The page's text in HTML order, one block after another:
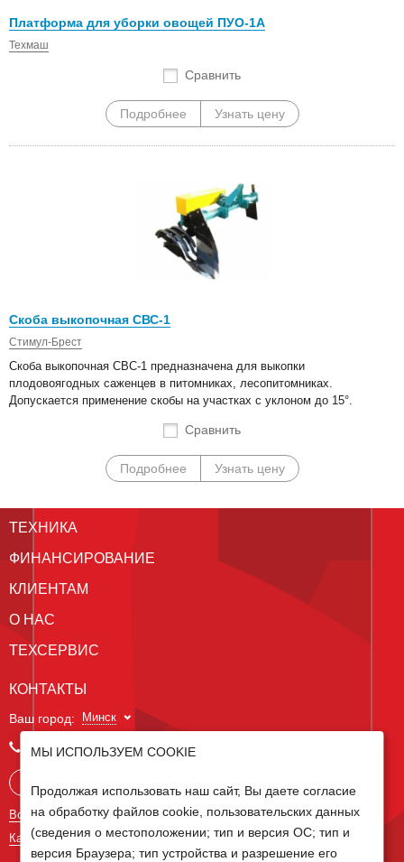
Платформа для уборки овощей ПУО-1А
Техмаш
Сравнить
Подробнее Узнать цену
Скоба выкопочная СВС-1
Стимул-Брест
Скоба выкопочная СВС-1 предназначена для выкопки
плодовоягодных саженцев в питомниках, лесопитомниках.
Допускается применение скобы на участках с уклоном до 15°.
Сравнить
Подробнее Узнать цену
ТЕХНИКА
ФИНАНСИРОВАНИЕ
КЛИЕНТАМ
О НАС
ТЕХСЕРВИС
КОНТАКТЫ
Ваш город: Минск
+375 29 238 97 34
Все контакты
Карта сайта
МЫ ИСПОЛЬЗУЕМ COOKIE
Продолжая использовать наш сайт, Вы даете согласие
на обработку файлов cookie, пользовательских данных
(сведения о местоположении; тип и версия ОС; тип и
версия Браузера; тип устройства и разрешение его